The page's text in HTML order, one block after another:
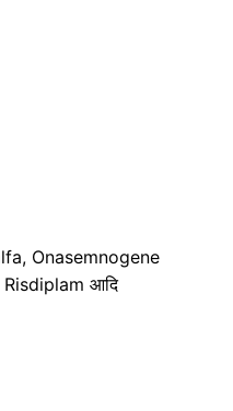
Onasemnogene
आदि